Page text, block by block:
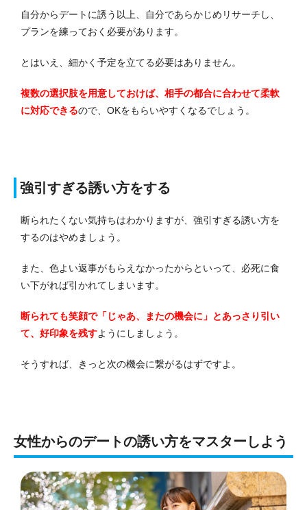
自分からデートに誘う以上、自分であらかじめリサーチし、
プランを練っておく必要があります。
とはいえ、細かく予定を立てる必要はありません。
複数の選択肢を用意しておけば、相手の都合に合わせて柔軟
に対応できるので、OKをもらいやすくなるでしょう。
強引すぎる誘い方をする
断られたくない気持ちはわかりますが、強引すぎる誘い方を
するのはやめましょう。
また、色よい返事がもらえなかったからといって、必死に食
い下がれば引かれてしまいます。
断られても笑顔で「じゃあ、またの機会に」とあっさり引い
て、好印象を残すようにしましょう。
そうすれば、きっと次の機会に繋がるはずですよ。
女性からのデートの誘い方をマスターしよう